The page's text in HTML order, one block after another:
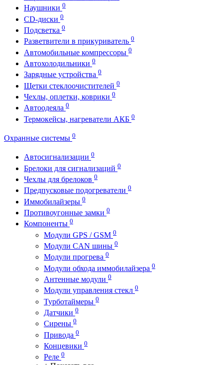
Наушники 0
CD-диски 0
Подсветка 0
Разветвители в прикуриватель 0
Автомобильные компрессоры 0
Автохолодильники 0
Зарядные устройства 0
Щетки стеклоочистителей 0
Чехлы, оплетки, коврики 0
Автоодеяла 0
Термокейсы, нагреватели АКБ 0
Охранные системы 0
Автосигнализации 0
Брелоки для сигнализаций 0
Чехлы для брелоков 0
Предпусковые подогреватели 0
Иммобилайзеры 0
Противоугонные замки 0
Компоненты 0
Модули GPS / GSM 0
Модули CAN шины 0
Модули прогрева 0
Модули обхода иммобилайзера 0
Антенные модули 0
Модули управления стекл 0
Турботаймеры 0
Датчики 0
Сирены 0
Привода 0
Концевики 0
Реле 0